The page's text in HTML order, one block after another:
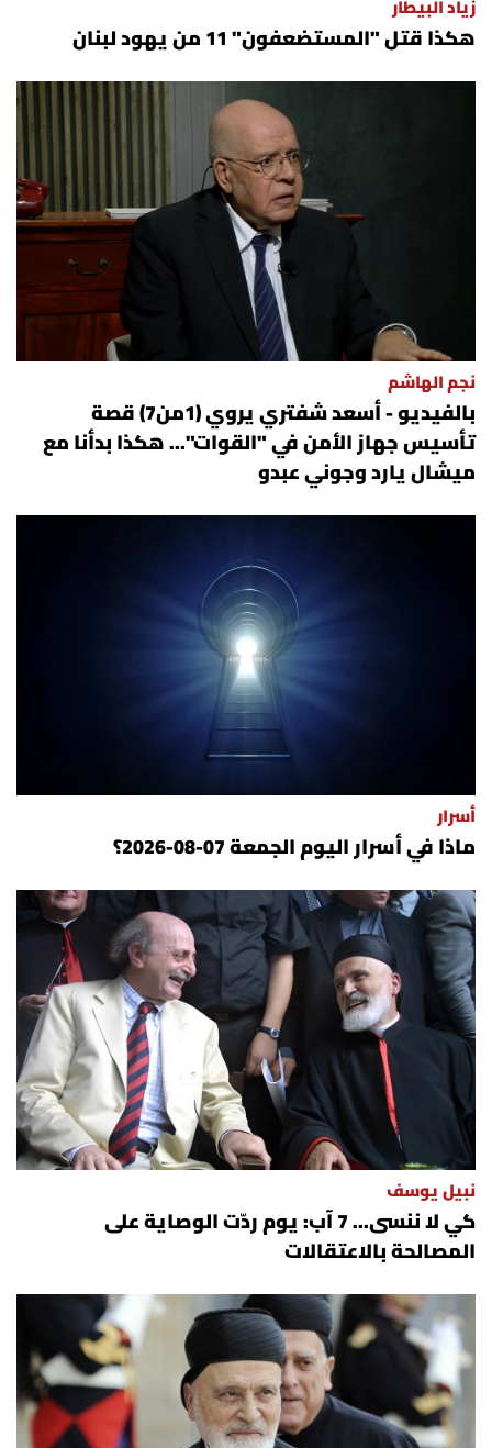
زياد البيطار
هكذا قتل "المستضعفون" 11 من يهود لبنان
نجم الهاشم
بالفيديو - أسعد شفتري يروي (1من7) قصة
تأسيس جهاز الأمن في "القوات"... هكذا بدأنا مع
ميشال يارد وجوني عبدو
أسرار
ماذا في أسرار اليوم الجمعة 07-08-2026؟
نبيل يوسف
كي لا ننسى... 7 آب: يوم ردّت الوصاية على
المصالحة بالاعتقالات